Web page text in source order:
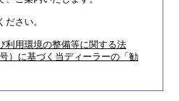
さい。
利用環境の整備等に関する法
）に基づく当ディーラーの「勧